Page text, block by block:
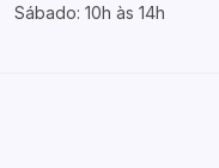
Sábado: 10h às 14h